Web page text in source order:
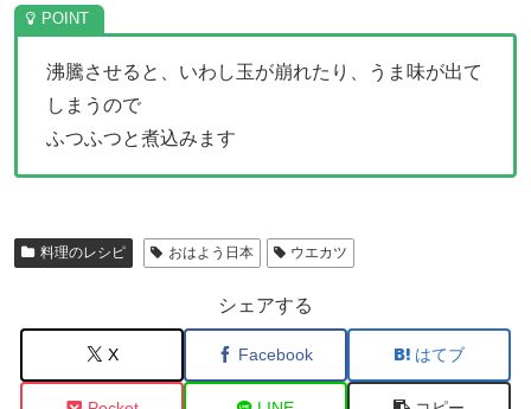
沸騰させると、いわし玉が崩れたり、うま味が出て
しまうので
ふつふつと煮込みます
料理のレシピ おはよう日本 ウエカツ
シェアする
X Facebook はてブ